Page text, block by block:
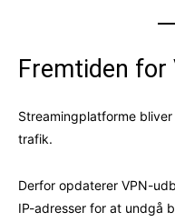
Fremtiden for
Streamingplatforme
trafik.
Derfor opdaterer VPN-
IP-adresser for at undgå